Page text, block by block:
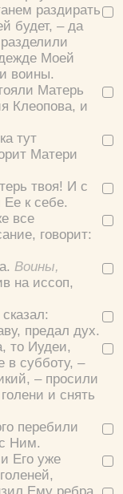
раздирать
будет, – да
разделили
Моей
воины.
Матерь
Клеопова, и
тут
Матери
твоя! И с
Ее к себе.
все
говорит:
Воины,
на иссоп,
предал дух.
то Иудеи,
в субботу, –
– просили
и снять
перебили
с Ним.
Его уже
Ему ребра,
Сохранить